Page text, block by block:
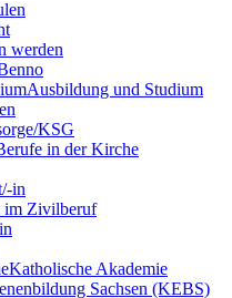
werden
Ausbildung und Studium
KSG
in der Kirche
in
im Zivilberuf
Katholische Akademie